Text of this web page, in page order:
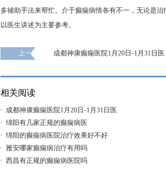
多辅助手法来帮忙。介于癫痫病情各有不一，无论是
以医生讲述为主要参考。
上一页
成都神康癫痫医院1月20日-1月31日医
相关阅读
成都神康癫痫医院1月20日-1月31日医
绵阳有几家正规的癫痫病医
绵阳的癫痫病医院治疗效果好不好
雅安哪家癫痫病治疗有用吗
西昌有正规的癫痫病医院吗